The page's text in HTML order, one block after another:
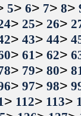
5> 6> 7> 8>
> 25> 26>
> 43> 44>
> 61 > 62>
> 79> 80>
> 97> 98>
> 112> 113>